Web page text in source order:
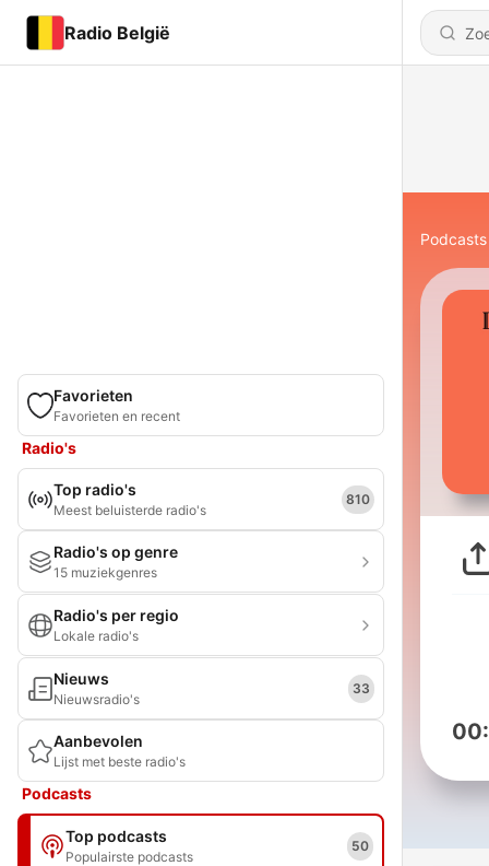
Radio België
Favorieten
Favorieten en recent
Radio's
Top radio's
Meest beluisterde radio's
810
Radio's op genre
15 muziekgenres
Radio's per regio
Lokale radio's
Nieuws
Nieuwsradio's
33
Aanbevolen
Lijst met beste radio's
Podcasts
Top podcasts
Populairste podcasts
50
Podcasts